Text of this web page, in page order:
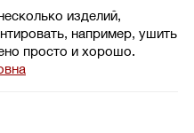
изделий,
например, ушить
просто и хорошо.